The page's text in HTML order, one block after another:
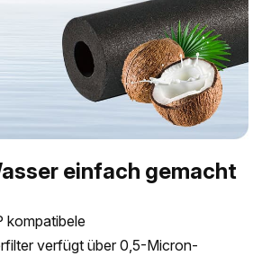
einfach gemacht
kompatibele
verfügt über 0,5-Micron-